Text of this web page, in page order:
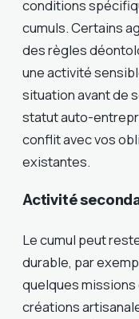
conditions
cumuls. Certains
des règles
une activité
situation avant de
statut auto-
conflit avec vos
existantes.
Activité
Le cumul peut
durable, par
quelques missions
créations